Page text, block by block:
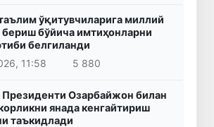
ўқитувчиларига миллий
бериш бўйича имтиҳонларни
белгиланди
11:58
5 880
Президенти Озарбайжон билан
янада кенгайтириш
таъкидлади